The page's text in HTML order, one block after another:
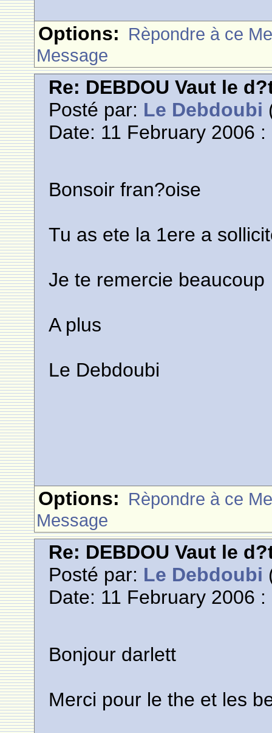
Options: Rèpondre à ce
Message
Re: DEBDOU Vaut le
Posté par: Le Debdoubi
Date: 11 February 2006 :
Bonsoir fran?oise
Tu as ete la 1ere a
Je te remercie beaucoup
A plus
Le Debdoubi
Options: Rèpondre à ce
Message
Re: DEBDOU Vaut le
Posté par: Le Debdoubi
Date: 11 February 2006 :
Bonjour darlett
Merci pour le the et les